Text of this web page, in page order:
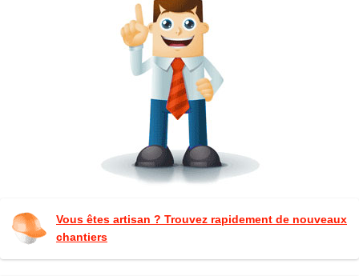
Vous êtes artisan ? Trouvez rapidement de nouveaux
chantiers